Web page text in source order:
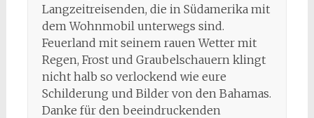
Langzeitreisenden, die in Südamerika mit
dem Wohnmobil unterwegs sind.
Feuerland mit seinem rauen Wetter mit
Regen, Frost und Graubelschauern klingt
nicht halb so verlockend wie eure
Schilderung und Bilder von den Bahamas.
Danke für den beeindruckenden